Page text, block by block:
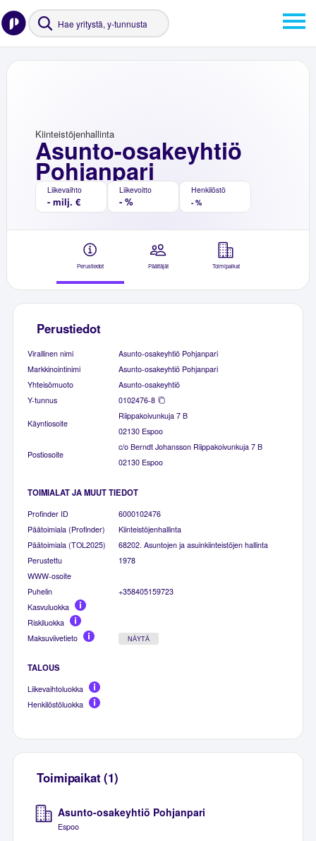
Asunto-osakeyhtiö
Pohjanpari
Kiinteistöjenhallinta
Liikevaihto
- milj. €
Liikevoitto
- %
Henkilöstö
- %
Perustiedot Päättäjät Toimipaikat
Perustiedot
Virallinen nimi
Asunto-osakeyhtiö Pohjanpari
Markkinointinimi
Asunto-osakeyhtiö Pohjanpari
Yhteisömuoto
Asunto-osakeyhtiö
Y-tunnus
0102476-8
Käyntiosoite
Riippakoivunkuja 7 B
02130 Espoo
Postiosoite
c/o Berndt Johansson Riippakoivunkuja 7 B
02130 Espoo
TOIMIALAT JA MUUT TIEDOT
Profinder ID
6000102476
Päätoimiala (Profinder)
Kiinteistöjenhallinta
Päätoimiala (TOL2025)
68202. Asuntojen ja asuinkiinteistöjen hallinta
Perustettu
1978
WWW-osoite
Puhelin
+358405159723
Kasvuluokka
Riskiluokka
Maksuviivetieto
NÄYTÄ
TALOUS
Liikevaihtoluokka
Henkilöstöluokka
Toimipaikat (1)
Asunto-osakeyhtiö Pohjanpari
Espoo